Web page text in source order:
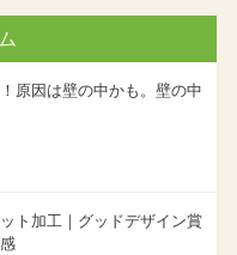
原因は壁の中かも。壁の中
ト加工｜グッドデザイン賞